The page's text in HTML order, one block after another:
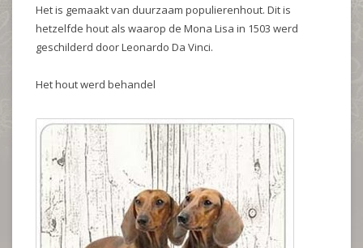
Het is gemaakt van duurzaam populierenhout. Dit is
hetzelfde hout als waarop de Mona Lisa in 1503 werd
geschilderd door Leonardo Da Vinci.
Het hout werd behandel